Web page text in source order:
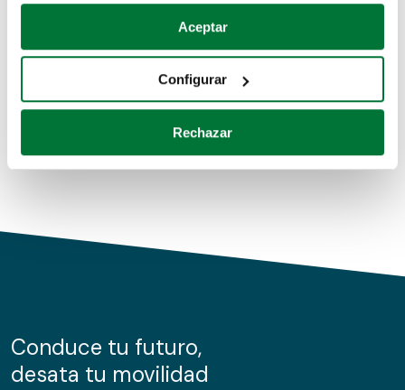
Si lo permite, también quisiéramos:
Recopilar información sobre su ubicación geográfica
Identificar su dispositivo analizándolo activamente
para buscar características específicas (huellas
Obtenga más información sobre cómo se procesan sus
de cookies.
información sobre el uso que haga del sitio web con
nuestros partners de redes sociales, publicidad y análisis
Aceptar
Configurar
Rechazar
Coches de segunda mano
Coches de km0
Conduce tu futuro,
desata tu movilidad